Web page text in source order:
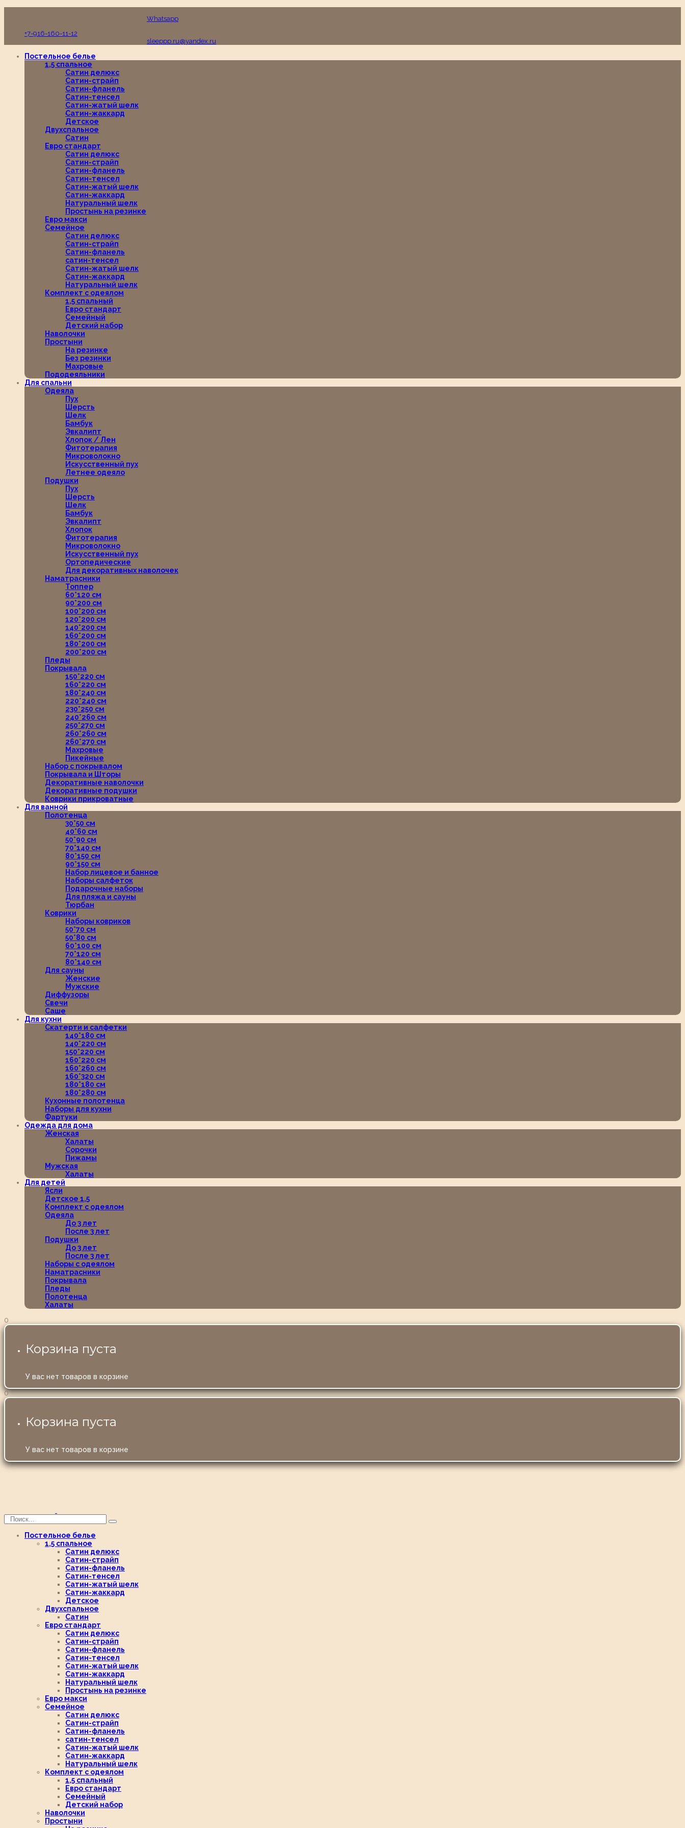
Whatsapp
+7-916-160-11-12
sleeppp.ru@yandex.ru
Постельное белье
1,5 спальное
Сатин делюкс
Сатин-страйп
Сатин-фланель
Сатин-тенсел
Сатин-жатый шелк
Сатин-жаккард
Детское
Двухспальное
Сатин
Евро стандарт
Сатин делюкс
Сатин-страйп
Сатин-фланель
Сатин-тенсел
Сатин-жатый шелк
Сатин-жаккард
Натуральный шелк
Простынь на резинке
Евро макси
Семейное
Сатин делюкс
Сатин-страйп
Сатин-фланель
сатин-тенсел
Сатин-жатый шелк
Сатин-жаккард
Натуральный шелк
Комплект с одеялом
1,5 спальный
Евро стандарт
Семейный
Детский набор
Наволочки
Простыни
На резинке
Без резинки
Махровые
Пододеяльники
Для спальни
Одеяла
Пух
Шерсть
Шелк
Бамбук
Эвкалипт
Хлопок / Лен
Фитотерапия
Микроволокно
Искусственный пух
Летнее одеяло
Подушки
Пух
Шерсть
Шелк
Бамбук
Эвкалипт
Хлопок
Фитотерапия
Микроволокно
Искусственный пух
Ортопедические
Для декоративных наволочек
Наматрасники
Топпер
60*120 см
90*200 см
100*200 см
120*200 см
140*200 см
160*200 см
180*200 см
200*200 см
Пледы
Покрывала
150*220 см
160*220 см
180*240 см
220*240 см
230*250 см
240*260 см
250*270 см
260*260 см
260*270 см
Махровые
Пикейные
Набор с покрывалом
Покрывала и Шторы
Декоративные наволочки
Декоративные подушки
Коврики прикроватные
Для ванной
Полотенца
30*50 см
40*60 см
50*90 см
70*140 см
80*150 см
90*150 см
Набор лицевое и банное
Наборы салфеток
Подарочные наборы
Для пляжа и сауны
Тюрбан
Коврики
Наборы ковриков
50*70 см
50*80 см
60*100 см
70*120 см
80*140 см
Для сауны
Женские
Мужские
Диффузоры
Свечи
Саше
Для кухни
Скатерти и салфетки
140*180 см
140*220 см
150*220 см
160*220 см
160*260 см
160*320 см
180*180 см
180*280 см
Кухонные полотенца
Наборы для кухни
Фартуки
Одежда для дома
Женская
Халаты
Сорочки
Пижамы
Мужская
Халаты
Для детей
Ясли
Детское 1,5
Комплект с одеялом
Одеяла
До 3 лет
После 3 лет
Подушки
До 3 лет
После 3 лет
Наборы с одеялом
Наматрасники
Покрывала
Пледы
Полотенца
Халаты
0
Корзина пуста
У вас нет товаров в корзине
0
Корзина пуста
У вас нет товаров в корзине
Постельное белье
1,5 спальное
Сатин делюкс
Сатин-страйп
Сатин-фланель
Сатин-тенсел
Сатин-жатый шелк
Сатин-жаккард
Детское
Двухспальное
Сатин
Евро стандарт
Сатин делюкс
Сатин-страйп
Сатин-фланель
Сатин-тенсел
Сатин-жатый шелк
Сатин-жаккард
Натуральный шелк
Простынь на резинке
Евро макси
Семейное
Сатин делюкс
Сатин-страйп
Сатин-фланель
сатин-тенсел
Сатин-жатый шелк
Сатин-жаккард
Натуральный шелк
Комплект с одеялом
1,5 спальный
Евро стандарт
Семейный
Детский набор
Наволочки
Простыни